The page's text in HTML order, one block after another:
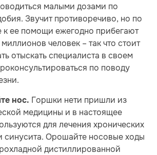
малыми дозами по
Звучит противоречиво, но по
к ее помощи ежегодно прибегают
человек – так что стоит
отыскать специалиста в своем
по поводу
нос. Горшки нети пришли из
медицины и в настоящее
для лечения хронических
синусита. Орошайте носовые ходы
дистиллированной